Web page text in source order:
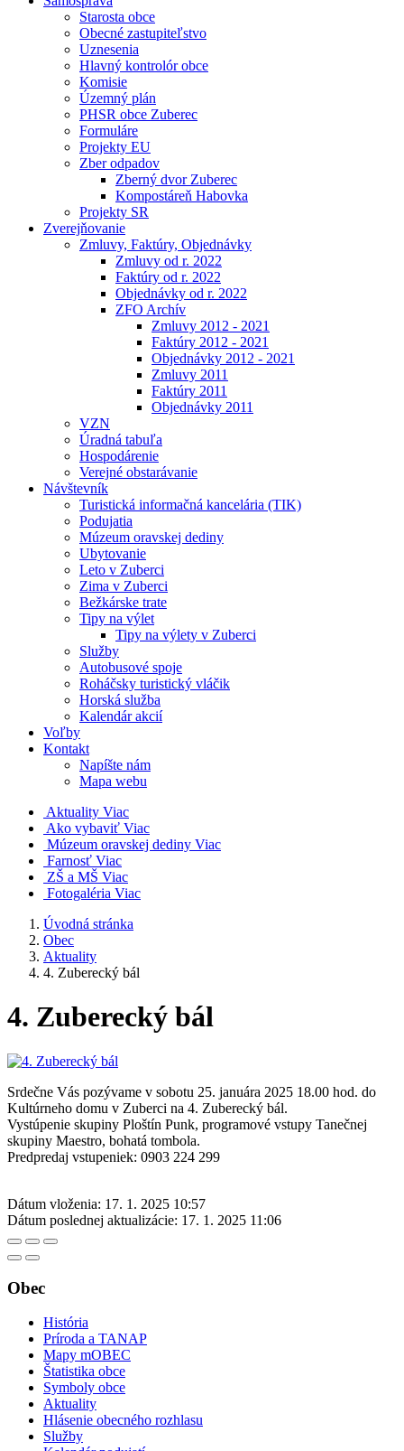
Starosta obce
Obecné zastupiteľstvo
Uznesenia
Hlavný kontrolór obce
Komisie
Územný plán
PHSR obce Zuberec
Formuláre
Projekty EU
Zber odpadov
Zberný dvor Zuberec
Kompostáreň Habovka
Projekty SR
Zverejňovanie
Zmluvy, Faktúry, Objednávky
Zmluvy od r. 2022
Faktúry od r. 2022
Objednávky od r. 2022
ZFO Archív
Zmluvy 2012 - 2021
Faktúry 2012 - 2021
Objednávky 2012 - 2021
Zmluvy 2011
Faktúry 2011
Objednávky 2011
VZN
Úradná tabuľa
Hospodárenie
Verejné obstarávanie
Návštevník
Turistická informačná kancelária (TIK)
Podujatia
Múzeum oravskej dediny
Ubytovanie
Leto v Zuberci
Zima v Zuberci
Bežkárske trate
Tipy na výlet
Tipy na výlety v Zuberci
Služby
Autobusové spoje
Roháčsky turistický vláčik
Horská služba
Kalendár akcií
Voľby
Kontakt
Napíšte nám
Mapa webu
Aktuality Viac
Ako vybaviť Viac
Múzeum oravskej dediny Viac
Farnosť Viac
ZŠ a MŠ Viac
Fotogaléria Viac
Úvodná stránka
Obec
Aktuality
4. Zuberecký bál
4. Zuberecký bál
Srdečne Vás pozývame v sobotu 25. januára 2025 18.00 hod. do
Kultúrneho domu v Zuberci na 4. Zuberecký bál.
Vystúpenie skupiny Ploštín Punk, programové vstupy Tanečnej
skupiny Maestro, bohatá tombola.
Predpredaj vstupeniek: 0903 224 299
Dátum vloženia: 17. 1. 2025 10:57
Dátum poslednej aktualizácie: 17. 1. 2025 11:06
Obec
História
Príroda a TANAP
Mapy mOBEC
Štatistika obce
Symboly obce
Aktuality
Hlásenie obecného rozhlasu
Služby